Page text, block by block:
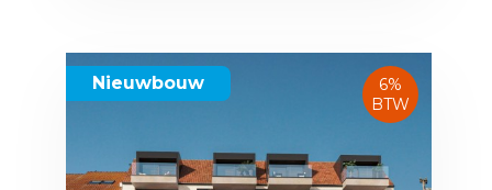
Nieuwbouw
6%
BTW